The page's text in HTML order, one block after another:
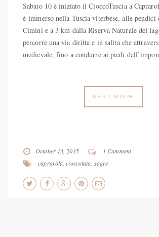
Sabato 10 è iniziato il CioccoTuscia a
è immerso nella Tuscia viterbese, alle
Cimini e a 3 km dalla Riserva Naturale del
percorre una via diritta e in salita che
medievale, fino a condurre ai piedi
READ MORE
October 13, 2015
1 Comment
caprarola ,cioccolata sagre